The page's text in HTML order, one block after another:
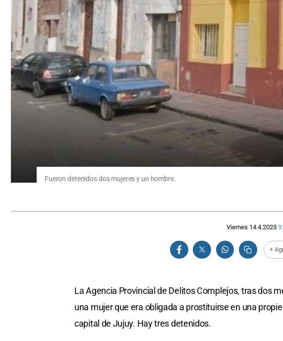
Fueron detenidos dos mujeres y un hombre.
Viernes 14.4.2023
+
La Agencia Provincial de Delitos Complejos, tras dos
una mujer que era obligada a prostituirse en una
capital de Jujuy. Hay tres detenidos.